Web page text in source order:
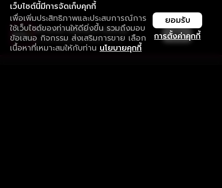
เว็บไซต์นี้มีการจัดเก็บคุกกี้
เพื่อเพิ่มประสิทธิภาพและประสบการณ์การ
ใช้เว็บไซต์ของท่านให้ดียิ่งขึ้น รวมถึงมอบ
ข้อเสนอ กิจกรรม ส่งเสริมการขาย เลือก
เนื้อหาที่เหมาะสมให้กับท่าน นโยบายคุกกี้
การตั้งค่าคุกกี้
ยอมรับ
ใช้งานแอป ลื่นไหลกว่า ไม่มีสะดุด
ดาวน์โหลดแอปเพื่อการรับชมที่ดีกว่า เปิด